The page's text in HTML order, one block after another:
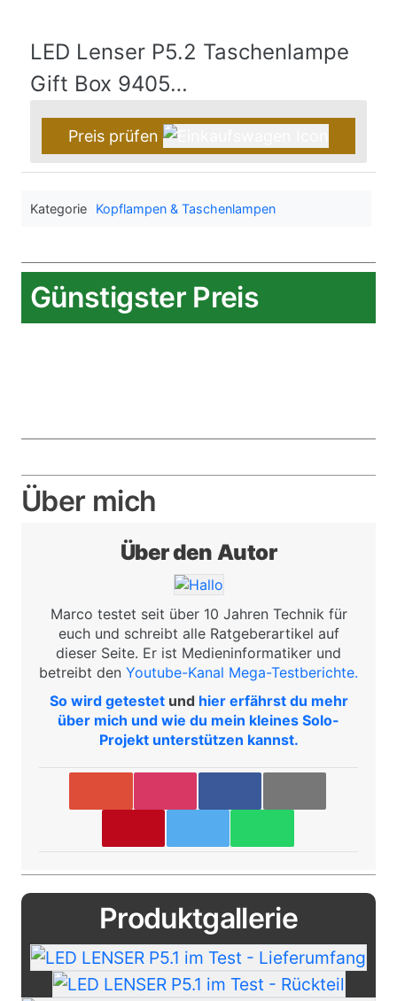
LED Lenser P5.2 Taschenlampe
Gift Box 9405…
Preis prüfen
Kategorie Kopflampen & Taschenlampen
Günstigster Preis
Über mich
Über den Autor
Marco testet seit über 10 Jahren Technik für
euch und schreibt alle Ratgeberartikel auf
dieser Seite. Er ist Medieninformatiker und
betreibt den Youtube-Kanal Mega-Testberichte.
So wird getestetund hier erfährst du mehr
über mich und wie du mein kleines Solo-
Projekt unterstützen kannst.
Produktgallerie